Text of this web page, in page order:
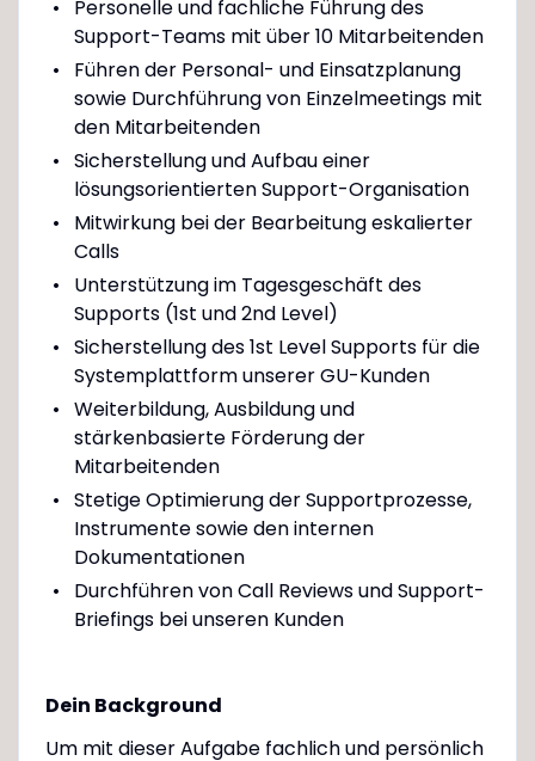
Personelle und fachliche Führung des
Support-Teams mit über 10 Mitarbeitenden
Führen der Personal- und Einsatzplanung
sowie Durchführung von Einzelmeetings mit
den Mitarbeitenden
Sicherstellung und Aufbau einer
lösungsorientierten Support-Organisation
Mitwirkung bei der Bearbeitung eskalierter
Calls
Unterstützung im Tagesgeschäft des
Supports (1st und 2nd Level)
Sicherstellung des 1st Level Supports für die
Systemplattform unserer GU-Kunden
Weiterbildung, Ausbildung und
stärkenbasierte Förderung der
Mitarbeitenden
Stetige Optimierung der Supportprozesse,
Instrumente sowie den internen
Dokumentationen
Durchführen von Call Reviews und Support-
Briefings bei unseren Kunden
Dein Background
Um mit dieser Aufgabe fachlich und persönlich